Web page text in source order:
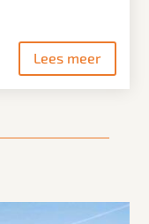
Lees meer